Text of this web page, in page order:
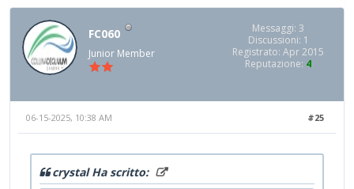
FC060
Junior Member
Messaggi: 3
Discussioni: 1
Registrato: Apr 2015
Reputazione: 4
#25
06-15-2025, 10:38 AM
crystal Ha scritto: